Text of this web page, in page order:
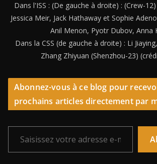
Dans l'ISS : (De gauche à droite) : (Crew-
Jessica Meir, Jack Hathaway et Sophie
Anil Menon, Pyotr Dubov, Anna
Dans la CSS (de gauche à droite) : Li
Zhang Zhiyuan (Shenzhou-23)
Abonnez-vous à ce blog pour
prochains articles directement par
Saisissez votre adresse e-mail…